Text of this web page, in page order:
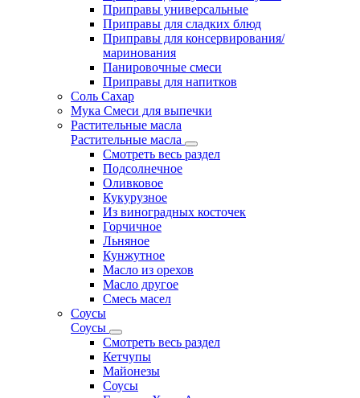
Приправы универсальные
Приправы для сладких блюд
Приправы для консервирования/
маринования
Панировочные смеси
Приправы для напитков
Соль Сахар
Мука Смеси для выпечки
Растительные масла
Растительные масла
Смотреть весь раздел
Подсолнечное
Оливковое
Кукурузное
Из виноградных косточек
Горчичное
Льняное
Кунжутное
Масло из орехов
Масло другое
Смесь масел
Соусы
Соусы
Смотреть весь раздел
Кетчупы
Майонезы
Соусы